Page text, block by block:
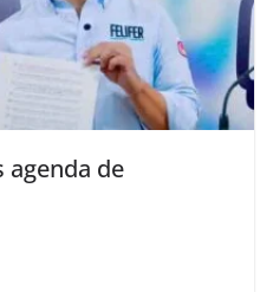
agenda de